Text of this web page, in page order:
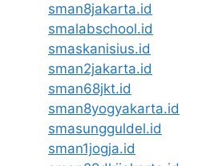
sman8jakarta.id
smalabschool.id
smaskanisius.id
sman2jakarta.id
sman68jkt.id
sman8yogyakarta.id
smasungguldel.id
sman1jogja.id